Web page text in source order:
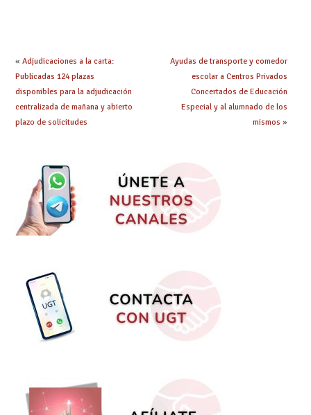
« Adjudicaciones a la carta:
Publicadas 124 plazas
disponibles para la adjudicación
centralizada de mañana y abierto
plazo de solicitudes
Ayudas de transporte y comedor
escolar a Centros Privados
Concertados de Educación
Especial y al alumnado de los
mismos »